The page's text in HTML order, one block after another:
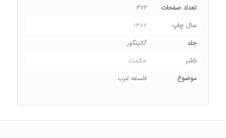
تعداد صفحات
۳۷۲
سال چاپ
۱۳۸۲
جلد
گالینگور
ناشر
حکمت
موضوع
فلسفه غرب